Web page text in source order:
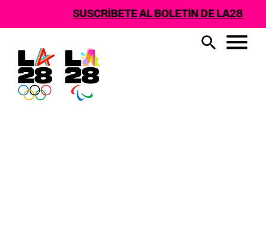
SUSCRÍBETE AL BOLETÍN DE LA28